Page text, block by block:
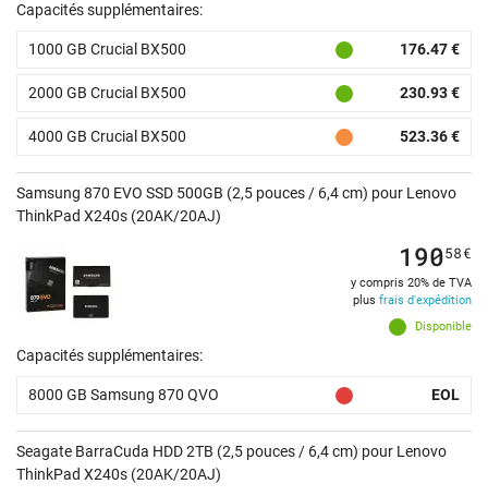
Capacités supplémentaires:
1000 GB Crucial BX500 176.47 €
2000 GB Crucial BX500 230.93 €
4000 GB Crucial BX500 523.36 €
Samsung 870 EVO SSD 500GB (2,5 pouces / 6,4 cm) pour Lenovo
ThinkPad X240s (20AK/20AJ)
Disponible
19058€
y compris 20% de TVA
plus frais d'expédition
Capacités supplémentaires:
8000 GB Samsung 870 QVO EOL
Seagate BarraCuda HDD 2TB (2,5 pouces / 6,4 cm) pour Lenovo
ThinkPad X240s (20AK/20AJ)